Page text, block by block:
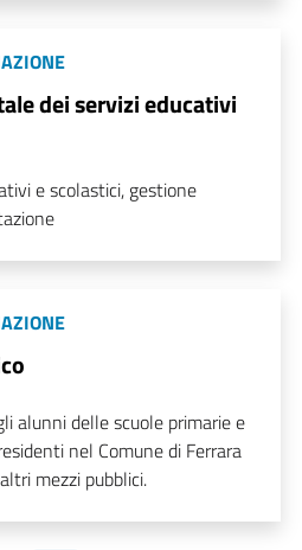
dei servizi educativi
e scolastici, gestione
alunni delle scuole primarie e
nel Comune di Ferrara
mezzi pubblici.